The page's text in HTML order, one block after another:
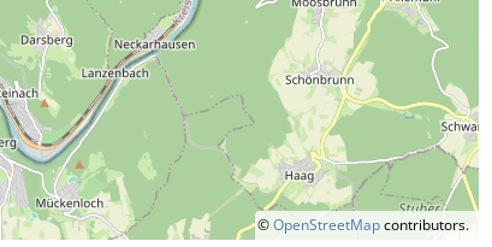
©OpenStreetMapcontributors.